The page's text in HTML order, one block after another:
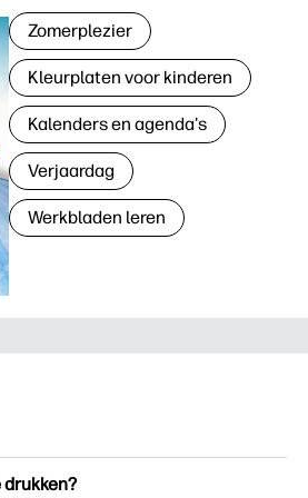
Zomerplezier
Kleurplaten voor kinderen
Kalenders en agenda's
Verjaardag
Werkbladen leren